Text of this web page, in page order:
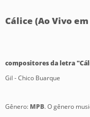
Cálice (Ao Vivo
compositores da letra
Gil - Chico Buarque
Gênero: MPB. O gênero